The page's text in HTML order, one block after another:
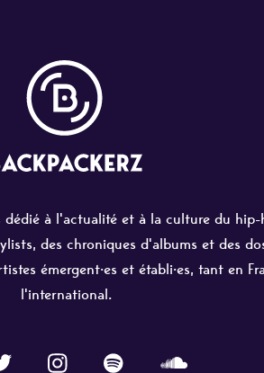
dédié à l'actualité et à la culture du
des chroniques d'albums et des
émergent·es et établi·es, tant en
l'international.